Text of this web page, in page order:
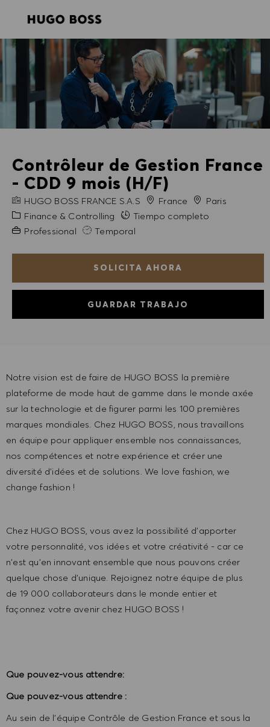
Contrôleur de Gestion France
- CDD 9 mois (H/F)
NOMBRE DE LA EMPRESA
HUGO BOSS FRANCE S.A.S France Ciudad
Paris
Categoría
Finance & Controlling
Tiempo completo
Experiencia necesaria
Professional Temporal
SOLICITA AHORA
GUARDAR TRABAJO
Notre vision est de faire de HUGO BOSS la première
plateforme de mode haut de gamme dans le monde axée
sur la technologie et de figurer parmi les 100 premières
marques mondiales. Chez HUGO BOSS, nous travaillons
en équipe pour appliquer ensemble nos connaissances,
nos compétences et notre expérience et créer une
diversité d'idées et de solutions. We love fashion, we
change fashion !
Chez HUGO BOSS, vous avez la possibilité d'apporter
votre personnalité, vos idées et votre créativité - car ce
n'est qu'en innovant ensemble que nous pouvons créer
quelque chose d'unique. Rejoignez notre équipe de plus
de 19 000 collaborateurs dans le monde entier et
façonnez votre avenir chez HUGO BOSS !
Que pouvez-vous attendre:
Que pouvez-vous attendre :
Au sein de l’équipe Contrôle de Gestion France et sous la